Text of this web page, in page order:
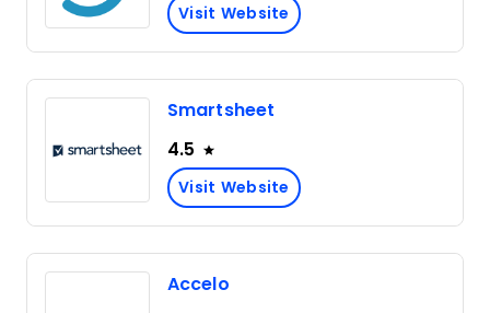
Visit Website
Smartsheet
4.5
Visit Website
Accelo